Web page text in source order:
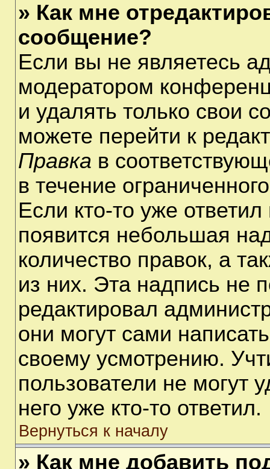
» Как мне
сообщение?
Если вы не являетесь
модератором
и удалять только свои
можете перейти к
Правка в
в течение
Если кто-то уже
появится небольшая
количество правок, а
из них. Эта надпись не
редактировал
они могут сами
своему усмотрению.
пользователи не могут
него уже кто-то ответил.
Вернуться к началу
» Как мне добавить